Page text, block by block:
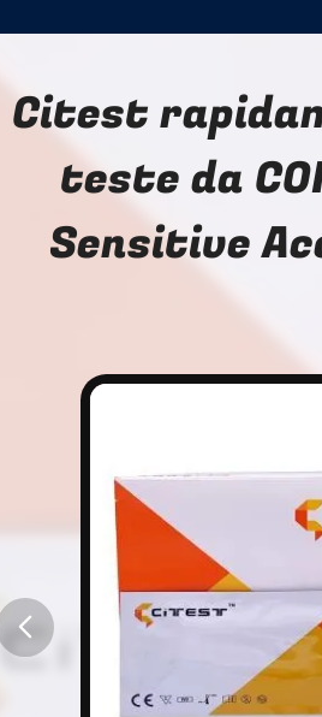
Citest
teste da
Sensitive